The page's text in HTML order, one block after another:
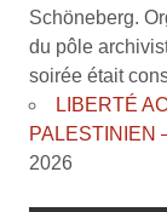
Schöneberg.
du pôle
soirée était
LIBERTÉ
PALESTINIEN
2026